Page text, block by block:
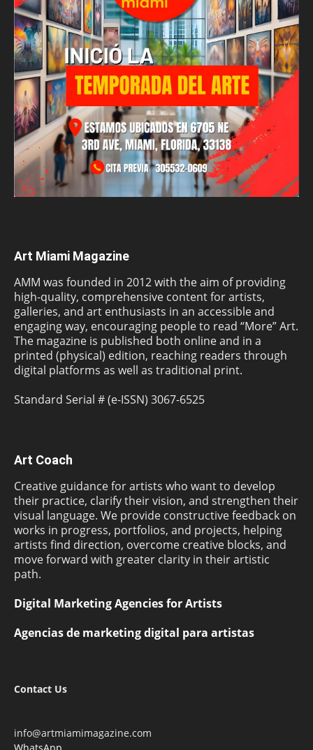
Art Miami Magazine
AMM was founded in 2012 with the aim of providing
high-quality, comprehensive content for artists,
galleries, and art enthusiasts in an accessible and
engaging way, encouraging people to read “More” Art.
The magazine is published both online and in a
printed (physical) edition, reaching readers through
digital platforms as well as traditional print.
Standard Serial # (e-ISSN) 3067-6525
Art Coach
Creative guidance for artists who want to develop
their practice, clarify their vision, and strengthen their
visual language. We provide constructive feedback on
works in progress, portfolios, and projects, helping
artists find direction, overcome creative blocks, and
move forward with greater clarity in their artistic
path.
Digital Marketing Agencies for Artists
Agencias de marketing digital para artistas
Contact Us
info@artmiamimagazine.com
WhatsApp